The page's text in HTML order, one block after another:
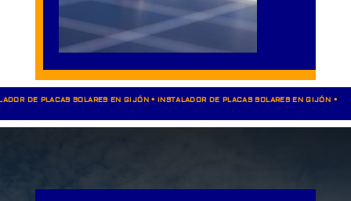
DE PLACAS SOLARES EN GIJÓN • INSTALADOR DE PLACAS SOLARES EN GIJÓN •